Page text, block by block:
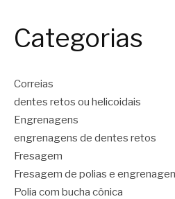
Categorias
Correias
dentes retos ou helicoidais
Engrenagens
engrenagens de dentes retos
Fresagem
Fresagem de polias e
Polia com bucha cônica